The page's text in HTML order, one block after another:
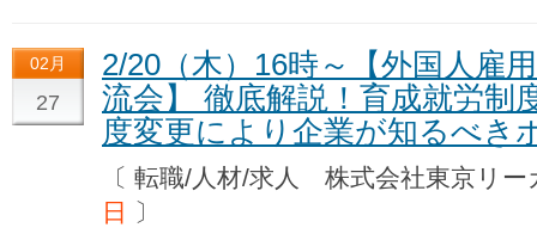
02月
27
2/20（木）16時～【外国人雇
流会】 徹底解説！育成就労制
度変更により企業が知るべき
〔 転職/人材/求人 株式会社東京リ
日
〕